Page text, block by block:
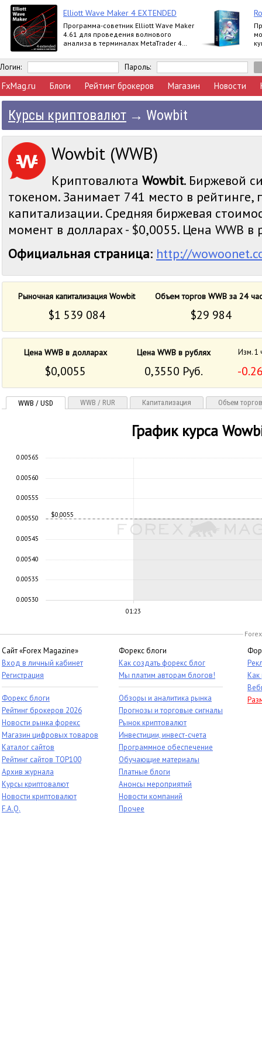
Elliott Wave Maker 4 EXTENDED
Программа-советник Elliott Wave Maker
4.61 для проведения волнового
анализа в терминалах MetaTrader 4
Extended
Логин: Пароль:
FxMag.ru Блоги Рейтинг брокеров Магазин Новости
Курсы криптовалют → Wowbit
Wowbit (WWB)
Криптовалюта Wowbit. Биржевой
токеном. Занимает 741 место в
капитализации. Средняя биржевая
момент в долларах - $0,0055. Цена WWB в
Официальная страница: http://
Рыночная капитализация Wowbit Объем торгов WWB за 24
$1 539 084 $29 984
Цена WWB в долларах Цена WWB в рублях Изм. 1
$0,0055 0,3550 Руб. -
WWB / USD WWB / RUR Капитализация Объем торгов
График курса
01:23
$0,0055
0.00530
0.00535
0.00540
0.00545
0.00550
0.00555
0.00560
0.00565
Сайт «Forex Magazine»
Вход в личный кабинет
Регистрация
Форекс блоги
Рейтинг брокеров 2026
Новости рынка форекс
Магазин цифровых товаров
Каталог сайтов
Рейтинг сайтов TOP100
Архив журнала
Курсы криптовалют
Новости криптовалют
F.A.Q.
Форекс блоги
Как создать форекс блог
Мы платим авторам блогов!
Обзоры и аналитика рынка
Прогнозы и торговые сигналы
Рынок криптовалют
Инвестиции, инвест-счета
Программное обеспечение
Обучающие материалы
Платные блоги
Анонсы мероприятий
Новости компаний
Прочее
Как